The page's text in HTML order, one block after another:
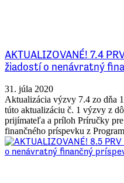
AKTUALIZOVANÉ! 7.4
žiadostí o nenávratný
31. júla 2020
Aktualizácia výzvy 7.4 zo dňa
túto aktualizáciu č. 1 výzvy z
prijímateľa a príloh Príručky
finančného príspevku z